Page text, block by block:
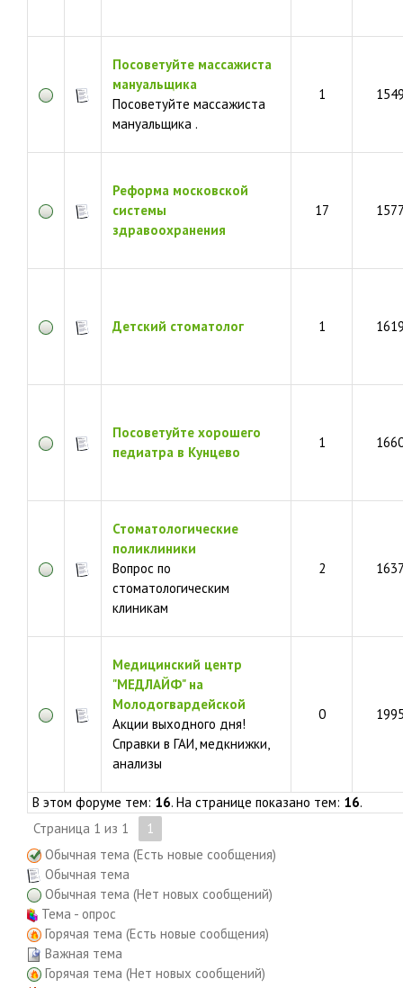
Посоветуйте массажиста
мануальщика
Посоветуйте массажиста
мануальщика .
1
Реформа московской
системы
здравоохранения
17
Детский стоматолог 1
Посоветуйте хорошего
педиатра в Кунцево
1
Стоматологические
поликлиники
Вопрос по
стоматологическим
клиникам
2
Медицинский центр
"МЕДЛАЙФ" на
Молодогвардейской
Акции выходного дня!
Справки в ГАИ, медкнижки,
анализы
0
В этом форуме тем: 16. На странице показано тем: 16.
Страница 1 из 1
1
Обычная тема (Есть новые сообщения)
Обычная тема
Обычная тема (Нет новых сообщений)
Тема - опрос
Горячая тема (Есть новые сообщения)
Важная тема
Горячая тема (Нет новых сообщений)